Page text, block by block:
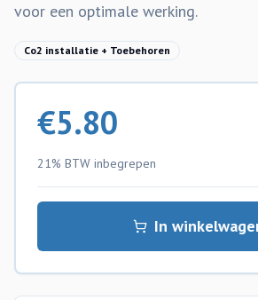
voor een optimale werking.
Co2 installatie + Toebehoren
€5.80
21% BTW inbegrepen
In